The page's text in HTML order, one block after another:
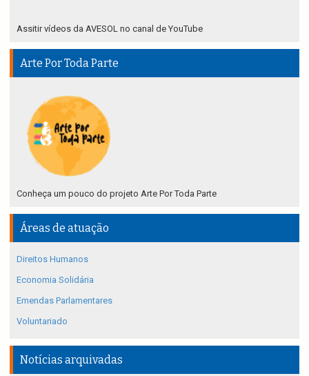
Assitir vídeos da AVESOL no canal de YouTube
Arte Por Toda Parte
Conheça um pouco do projeto Arte Por Toda Parte
Áreas de atuação
Direitos Humanos
Economia Solidária
Emendas Parlamentares
Voluntariado
Notícias arquivadas